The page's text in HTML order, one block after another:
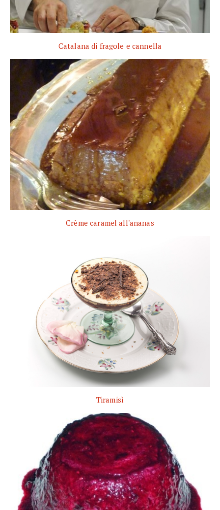
Catalana di fragole e cannella
Crème caramel all'ananas
Tiramisì